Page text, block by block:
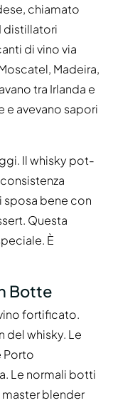
chiamato
distillatori
di vino via
Madeira,
tra Irlanda e
e avevano sapori
Il whisky pot-
sposa bene con
Questa
È
Botte
fortificato.
del whisky. Le
Porto
Le normali botti
blender